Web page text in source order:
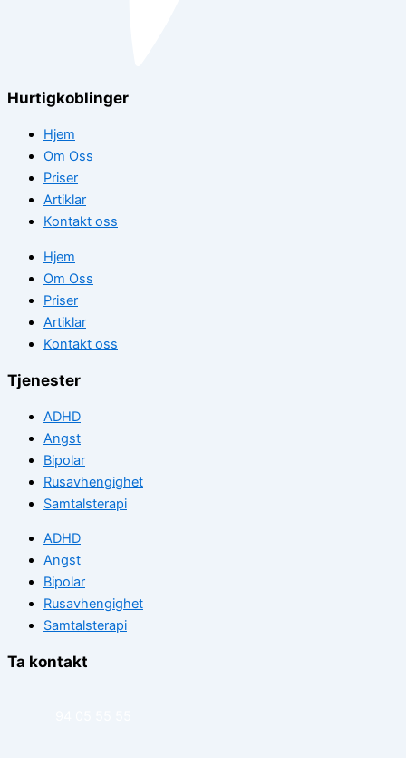
Hurtigkoblinger
Hjem
Om Oss
Priser
Artiklar
Kontakt oss
Hjem
Om Oss
Priser
Artiklar
Kontakt oss
Tjenester
ADHD
Angst
Bipolar
Rusavhengighet
Samtalsterapi
ADHD
Angst
Bipolar
Rusavhengighet
Samtalsterapi
Ta kontakt